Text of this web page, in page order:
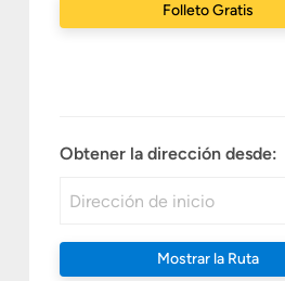
Folleto Gratis
Obtener la dirección desde:
Mostrar la Ruta